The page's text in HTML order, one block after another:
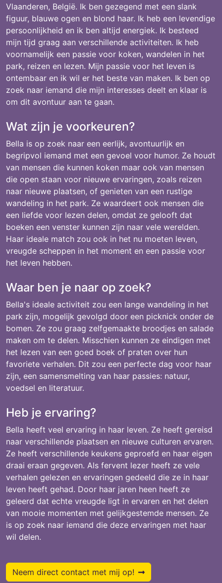
Vlaanderen, België. Ik ben gezegend met een slank
figuur, blauwe ogen en blond haar. Ik heb een levendige
persoonlijkheid en ik ben altijd energiek. Ik besteed
mijn tijd graag aan verschillende activiteiten. Ik heb
voornamelijk een passie voor koken, wandelen in het
park, reizen en lezen. Mijn passie voor het leven is
ontembaar en ik wil er het beste van maken. Ik ben op
zoek naar iemand die mijn interesses deelt en klaar is
om dit avontuur aan te gaan.
Wat zijn je voorkeuren?
Bella is op zoek naar een eerlijk, avontuurlijk en
begripvol iemand met een gevoel voor humor. Ze houdt
van mensen die kunnen koken maar ook van mensen
die open staan voor nieuwe ervaringen, zoals reizen
naar nieuwe plaatsen, of genieten van een rustige
wandeling in het park. Ze waardeert ook mensen die
een liefde voor lezen delen, omdat ze gelooft dat
boeken een venster kunnen zijn naar vele werelden.
Haar ideale match zou ook in het nu moeten leven,
vreugde scheppen in het moment en een passie voor
het leven hebben.
Waar ben je naar op zoek?
Bella's ideale activiteit zou een lange wandeling in het
park zijn, mogelijk gevolgd door een picknick onder de
bomen. Ze zou graag zelfgemaakte broodjes en salade
maken om te delen. Misschien kunnen ze eindigen met
het lezen van een goed boek of praten over hun
favoriete verhalen. Dit zou een perfecte dag voor haar
zijn, een samensmelting van haar passies: natuur,
voedsel en literatuur.
Heb je ervaring?
Bella heeft veel ervaring in haar leven. Ze heeft gereisd
naar verschillende plaatsen en nieuwe culturen ervaren.
Ze heeft verschillende keukens geproefd en haar eigen
draai eraan gegeven. Als fervent lezer heeft ze vele
verhalen gelezen en ervaringen gedeeld die ze in haar
leven heeft gehad. Door haar jaren heen heeft ze
geleerd dat echte vreugde ligt in ervaren en het delen
van mooie momenten met gelijkgestemde mensen. Ze
is op zoek naar iemand die deze ervaringen met haar
wil delen.
Neem direct contact met mij op!